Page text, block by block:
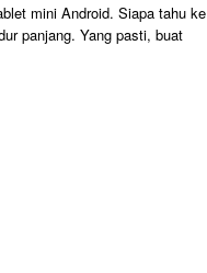
mini Android. Siapa tahu ke
panjang. Yang pasti, buat